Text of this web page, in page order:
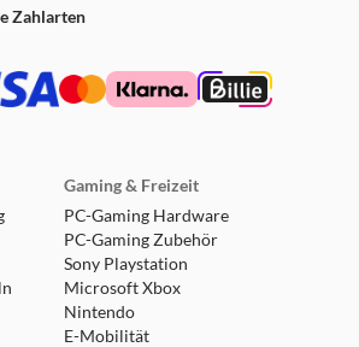
Zahlarten
Gaming & Freizeit
PC-Gaming Hardware
PC-Gaming Zubehör
Sony Playstation
Microsoft Xbox
Nintendo
E-Mobilität